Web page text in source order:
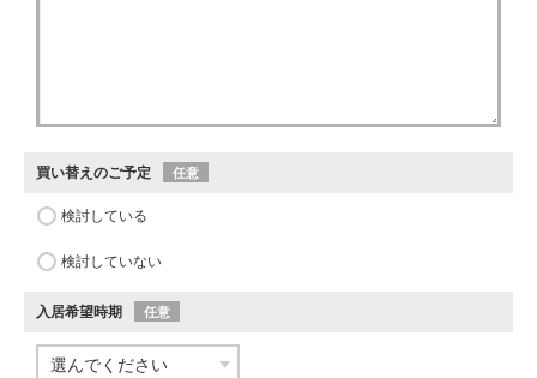
買い替えのご予定 任意
検討している
検討していない
入居希望時期 任意